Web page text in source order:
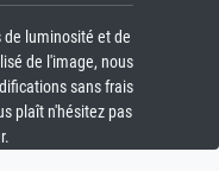
luminosité et de
de l'image, nous
sans frais
plaît n'hésitez pas